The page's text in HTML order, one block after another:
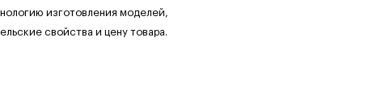
изготовления моделей,
свойства и цену товара.